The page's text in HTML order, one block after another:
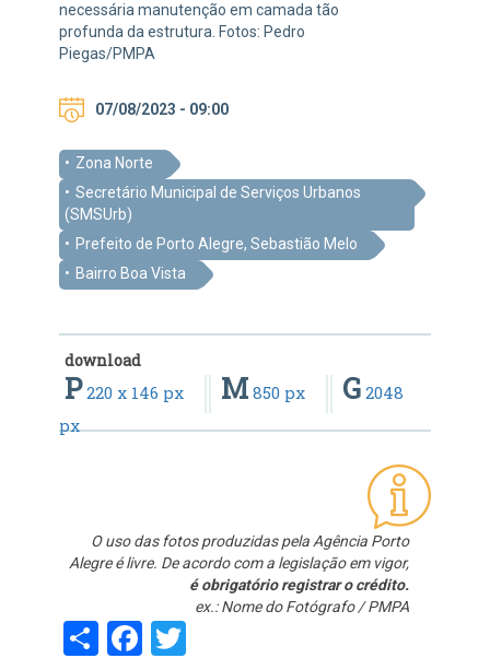
necessária manutenção em camada tão
profunda da estrutura. Fotos: Pedro
Piegas/PMPA
07/08/2023 - 09:00
Zona Norte
Secretário Municipal de Serviços Urbanos
(SMSUrb)
Prefeito de Porto Alegre, Sebastião Melo
Bairro Boa Vista
download
P220 x 146 px M 850 px G 2048
px
O uso das fotos produzidas pela Agência Porto
Alegre é livre. De acordo com a legislação em vigor,
é obrigatório registrar o crédito.
ex.: Nome do Fotógrafo / PMPA
ShareFacebook